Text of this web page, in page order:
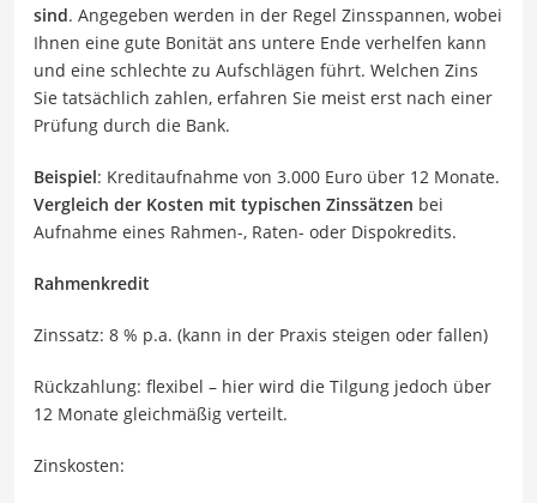
sind. Angegeben werden in der Regel Zinsspannen, wobei
Ihnen eine gute Bonität ans untere Ende verhelfen kann
und eine schlechte zu Aufschlägen führt. Welchen Zins
Sie tatsächlich zahlen, erfahren Sie meist erst nach einer
Prüfung durch die Bank.
Beispiel: Kreditaufnahme von 3.000 Euro über 12 Monate.
Vergleich der Kosten mit typischen Zinssätzen bei
Aufnahme eines Rahmen-, Raten- oder Dispokredits.
Rahmenkredit
Zinssatz: 8 % p.a. (kann in der Praxis steigen oder fallen)
Rückzahlung: flexibel – hier wird die Tilgung jedoch über
12 Monate gleichmäßig verteilt.
Zinskosten: